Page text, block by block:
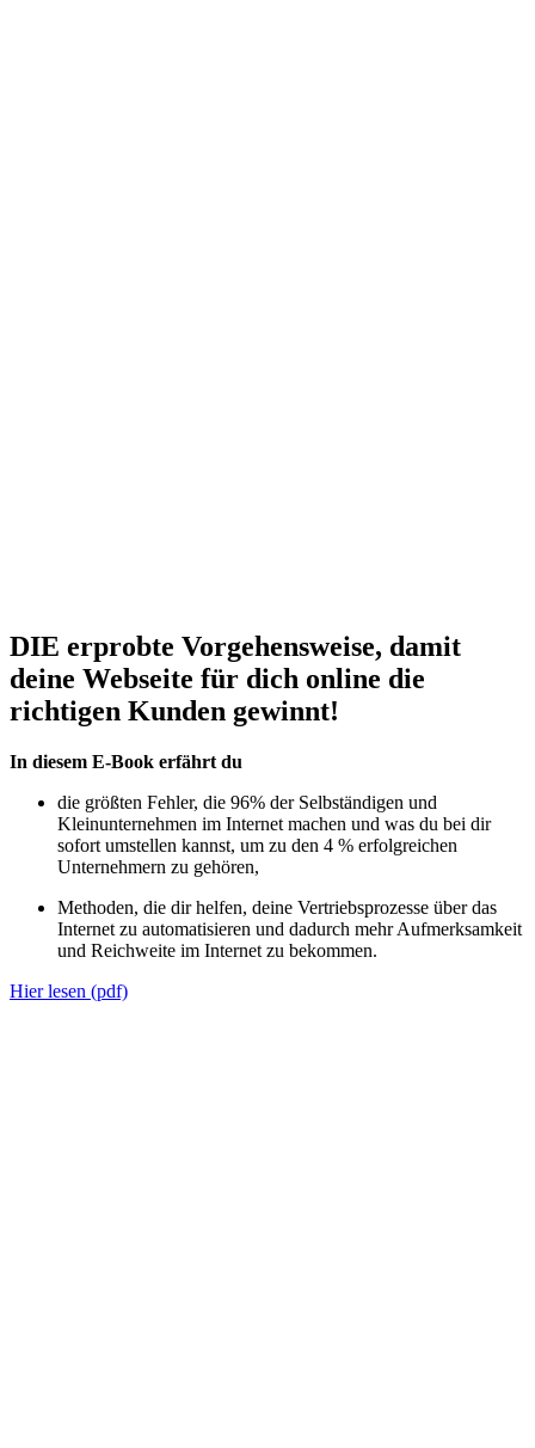
DIE erprobte Vorgehensweise, damit
deine Webseite für dich online die
richtigen Kunden gewinnt!
In diesem E-Book erfährt du
die größten Fehler, die 96% der Selbständigen und
Kleinunternehmen im Internet machen und was du bei dir
sofort umstellen kannst, um zu den 4 % erfolgreichen
Unternehmern zu gehören,
Methoden, die dir helfen, deine Vertriebsprozesse über das
Internet zu automatisieren und dadurch mehr Aufmerksamkeit
und Reichweite im Internet zu bekommen.
Hier lesen (pdf)